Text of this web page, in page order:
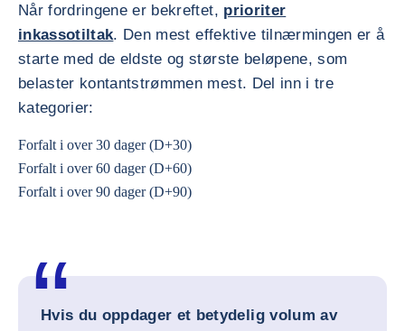
Når fordringene er bekreftet, prioriter
inkassotiltak. Den mest effektive tilnærmingen er å
starte med de eldste og største beløpene, som
belaster kontantstrømmen mest. Del inn i tre
kategorier:
Forfalt i over 30 dager (D+30)
Forfalt i over 60 dager (D+60)
Forfalt i over 90 dager (D+90)
Hvis du oppdager et betydelig volum av